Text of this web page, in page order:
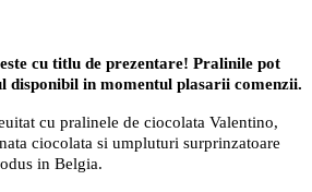
cu titlu de prezentare! Pralinile pot
disponibil in momentul plasarii comenzii.
cu pralinele de ciocolata Valentino,
ciocolata si umpluturi surprinzatoare
in Belgia.